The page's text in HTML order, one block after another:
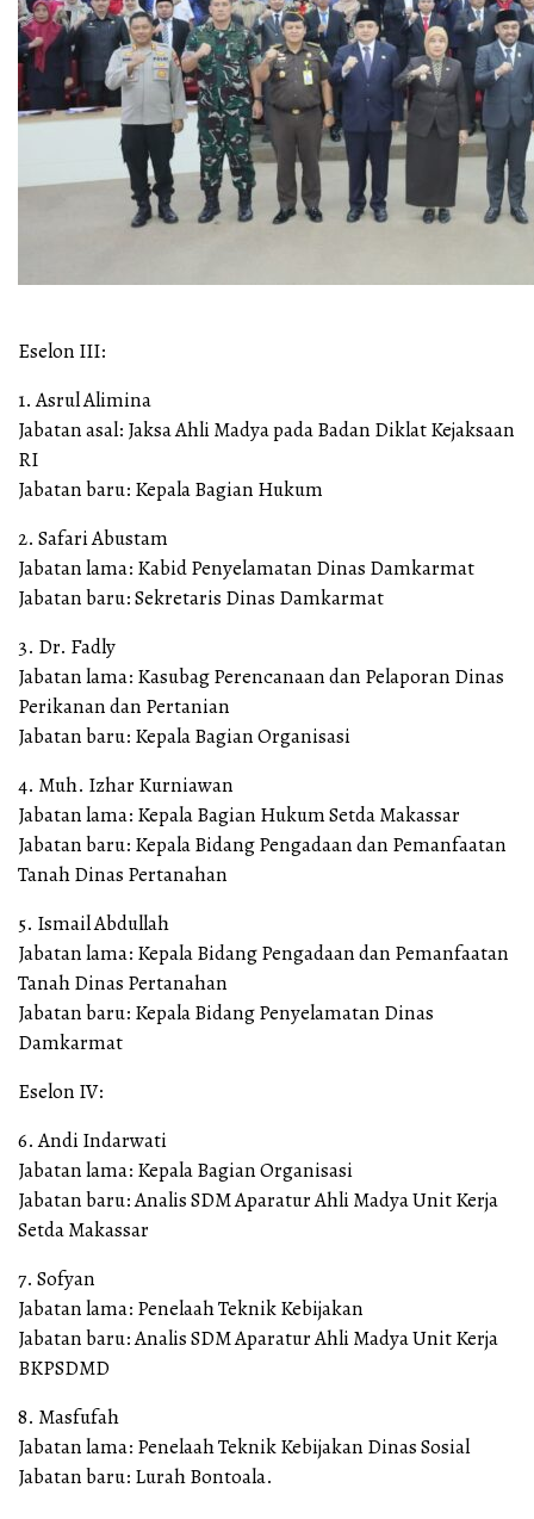
Eselon III:
1. Asrul Alimina
Jabatan asal: Jaksa Ahli Madya pada Badan Diklat Kejaksaan
RI
Jabatan baru: Kepala Bagian Hukum
2. Safari Abustam
Jabatan lama: Kabid Penyelamatan Dinas Damkarmat
Jabatan baru: Sekretaris Dinas Damkarmat
3. Dr. Fadly
Jabatan lama: Kasubag Perencanaan dan Pelaporan Dinas
Perikanan dan Pertanian
Jabatan baru: Kepala Bagian Organisasi
4. Muh. Izhar Kurniawan
Jabatan lama: Kepala Bagian Hukum Setda Makassar
Jabatan baru: Kepala Bidang Pengadaan dan Pemanfaatan
Tanah Dinas Pertanahan
5. Ismail Abdullah
Jabatan lama: Kepala Bidang Pengadaan dan Pemanfaatan
Tanah Dinas Pertanahan
Jabatan baru: Kepala Bidang Penyelamatan Dinas
Damkarmat
Eselon IV:
6. Andi Indarwati
Jabatan lama: Kepala Bagian Organisasi
Jabatan baru: Analis SDM Aparatur Ahli Madya Unit Kerja
Setda Makassar
7. Sofyan
Jabatan lama: Penelaah Teknik Kebijakan
Jabatan baru: Analis SDM Aparatur Ahli Madya Unit Kerja
BKPSDMD
8. Masfufah
Jabatan lama: Penelaah Teknik Kebijakan Dinas Sosial
Jabatan baru: Lurah Bontoala.